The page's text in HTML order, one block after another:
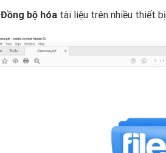
Đồng bộ hóatài liệu trên nhiều thiết bị